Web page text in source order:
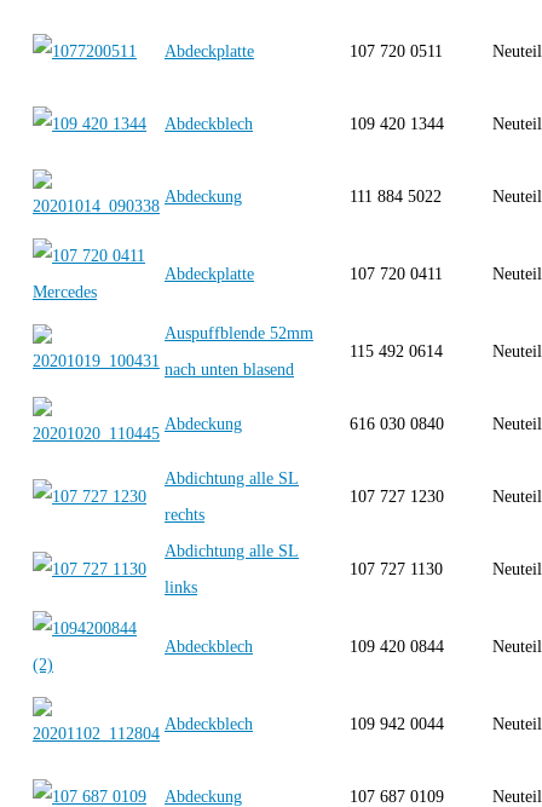
Abdeckplatte 107 720 0511
Abdeckblech 109 420 1344
Abdeckung 111 884 5022
Abdeckplatte 107 720 0411
Auspuffblende 52mm
nach unten blasend
115 492 0614
Abdeckung 616 030 0840
Abdichtung alle SL
rechts
107 727 1230
Abdichtung alle SL
links
107 727 1130
Abdeckblech 109 420 0844
Abdeckblech 109 942 0044
Abdeckung 107 687 0109